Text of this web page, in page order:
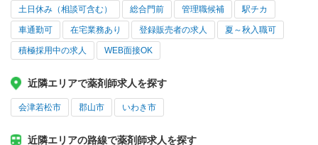
土日休み（相談可含む） 総合門前 管理職候補 駅チカ
車通勤可 在宅業務あり 登録販売者の求人 夏～秋入職可
積極採用中の求人 WEB面接OK
近隣エリアで薬剤師求人を探す
会津若松市 郡山市 いわき市
近隣エリアの路線で薬剤師求人を探す